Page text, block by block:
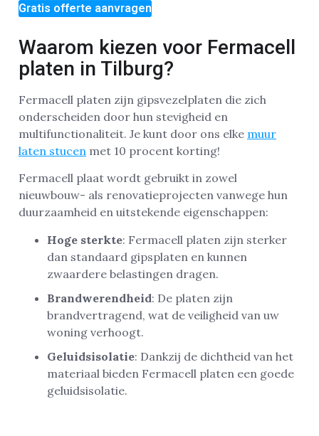
Gratis offerte aanvragen
Waarom kiezen voor Fermacell
platen in Tilburg?
Fermacell platen zijn gipsvezelplaten die zich
onderscheiden door hun stevigheid en
multifunctionaliteit. Je kunt door ons elke muur
laten stucen met 10 procent korting!
Fermacell plaat wordt gebruikt in zowel
nieuwbouw- als renovatieprojecten vanwege hun
duurzaamheid en uitstekende eigenschappen:
Hoge sterkte: Fermacell platen zijn sterker
dan standaard gipsplaten en kunnen
zwaardere belastingen dragen.
Brandwerendheid: De platen zijn
brandvertragend, wat de veiligheid van uw
woning verhoogt.
Geluidsisolatie: Dankzij de dichtheid van het
materiaal bieden Fermacell platen een goede
geluidsisolatie.